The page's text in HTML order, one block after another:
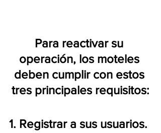
Para reactivar su
operación, los moteles
deben cumplir con estos
tres principales requisitos:
1. Registrar a sus usuarios.